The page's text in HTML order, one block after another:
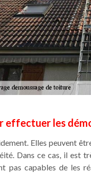
effectuer les
Elles peuvent
Dans ce cas, il est
pas capables de les